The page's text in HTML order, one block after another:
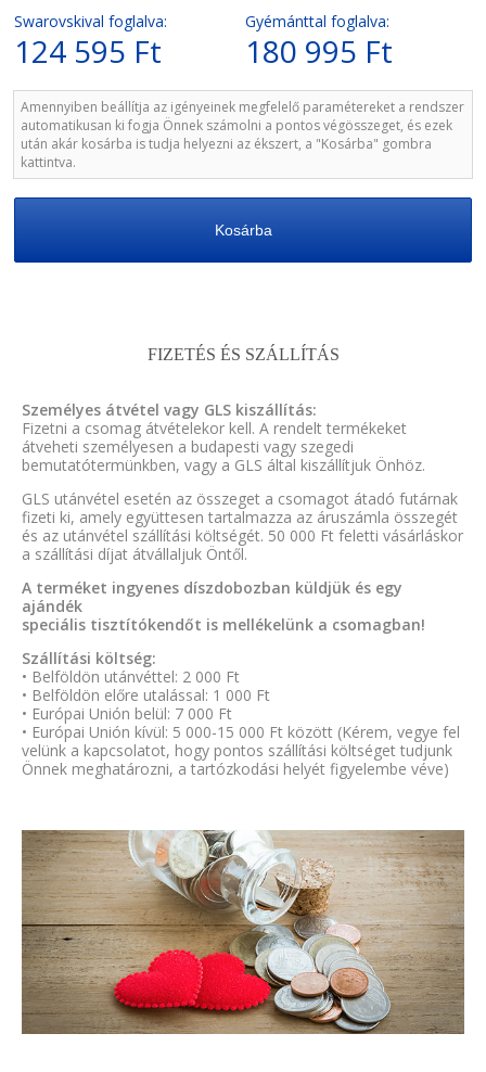
Swarovskival foglalva:
124 595 Ft
Gyémánttal foglalva:
180 995 Ft
Amennyiben beállítja az igényeinek megfelelő paramétereket a rendszer
automatikusan ki fogja Önnek számolni a pontos végösszeget, és ezek
után akár kosárba is tudja helyezni az ékszert, a "Kosárba" gombra
kattintva.
Kosárba
FIZETÉS ÉS SZÁLLÍTÁS
Személyes átvétel vagy GLS kiszállítás:
Fizetni a csomag átvételekor kell. A rendelt termékeket
átveheti személyesen a budapesti vagy szegedi
bemutatótermünkben, vagy a GLS által kiszállítjuk Önhöz.
GLS utánvétel esetén az összeget a csomagot átadó futárnak
fizeti ki, amely együttesen tartalmazza az áruszámla összegét
és az utánvétel szállítási költségét. 50 000 Ft feletti vásárláskor
a szállítási díjat átvállaljuk Öntől.
A terméket ingyenes díszdobozban küldjük és egy
ajándék
speciális tisztítókendőt is mellékelünk a csomagban!
Szállítási költség:
• Belföldön utánvéttel: 2 000 Ft
• Belföldön előre utalással: 1 000 Ft
• Európai Unión belül: 7 000 Ft
• Európai Unión kívül: 5 000-15 000 Ft között (Kérem, vegye fel
velünk a kapcsolatot, hogy pontos szállítási költséget tudjunk
Önnek meghatározni, a tartózkodási helyét figyelembe véve)